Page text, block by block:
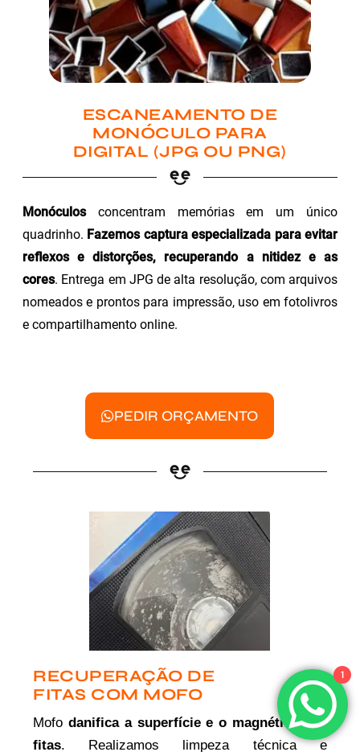
ESCANEAMENTO DE
MONÓCULO PARA
DIGITAL (JPG OU PNG)
Monóculosconcentram memórias em um único
quadrinho. Fazemos captura especializada para evitar
reflexos e distorções, recuperando a nitidez e as
cores. Entrega em JPG de alta resolução, com arquivos
nomeados e prontos para impressão, uso em fotolivros
e compartilhamento online.
PEDIR ORÇAMENTO
RECUPERAÇÃO DE
FITAS COM MOFO
Mofodanifica a superfície e o magnético das
fitas. Realizamos limpeza técnica e
1